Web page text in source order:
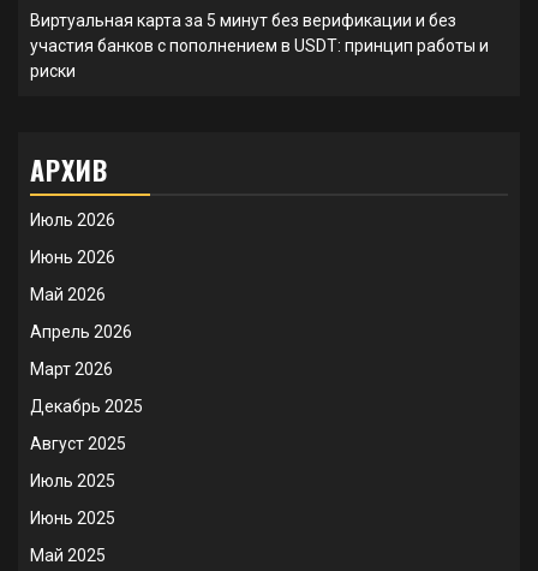
Виртуальная карта за 5 минут без верификации и без
участия банков с пополнением в USDT: принцип работы и
риски
АРХИВ
Июль 2026
Июнь 2026
Май 2026
Апрель 2026
Март 2026
Декабрь 2025
Август 2025
Июль 2025
Июнь 2025
Май 2025